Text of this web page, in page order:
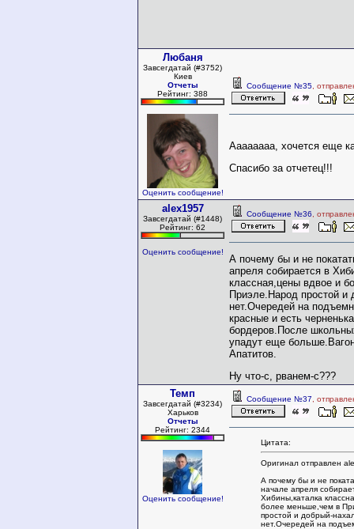
Любаня
Завсегдатай (#3752)
Киев
Отчеты
Рейтинг: 388
Оценить сообщение!
Сообщение №35 ,
Аааааааа, хочется еще
Спасибо за отчетец!!!
alex1957
Завсегдатай (#1448)
Рейтинг: 62
Оценить сообщение!
Сообщение №36 ,
А почему бы и не
апреля собирается в
классная,цены вдвое и
Приэле.Народ простой и
нет.Очередей на
красные и есть
бордеров.После
упадут еще
Апатитов.
Ну что-с, рванем-с???
Темп
Завсегдатай (#3234)
Харьков
Отчеты
Рейтинг: 2344
Оценить сообщение!
Сообщение №37 ,
Цитата:
Оригинал отправлен
А почему бы и не
начале апреля
Хибины,каталка
более меньше,чем в
простой и добрый-
нет.Очередей на